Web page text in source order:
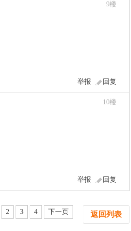
9楼
回复
举报
10楼
回复
举报
返回列表
2 3 4 下一页